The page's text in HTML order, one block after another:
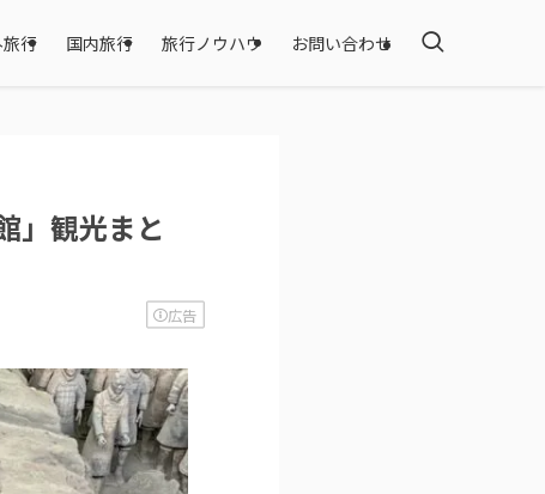
行 国内旅行 旅行ノウハウ お問い合わせ
」観光まと
広告